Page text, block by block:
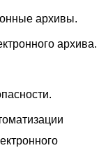
архивы.
архива.